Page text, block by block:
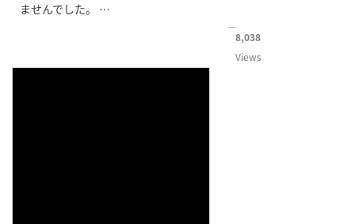
ませんでした。 …
8,038
Views